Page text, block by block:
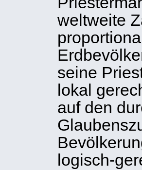
weltweite
seine
lokal
auf den
logisch-